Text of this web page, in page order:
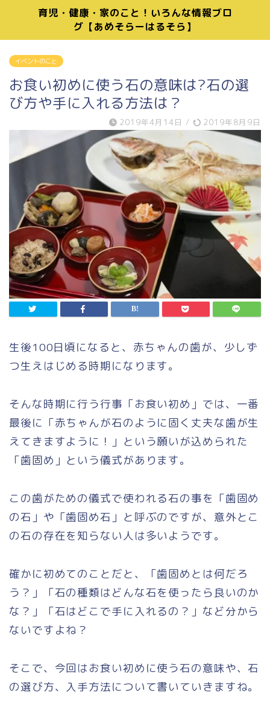
育児・健康・家のこと！いろんな情報ブロ
グ【あめそらーはるそら】
イベントのこと
お食い初めに使う石の意味は?石の選
び方や手に入れる方法は？
2019年4月14日 / 2019年8月9日
生後100日頃になると、赤ちゃんの歯が、少しず
つ生えはじめる時期になります。
そんな時期に行う行事「お食い初め」では、一番
最後に「赤ちゃんが石のように固く丈夫な歯が生
えてきますように！」という願いが込められた
「歯固め」という儀式があります。
この歯がための儀式で使われる石の事を「歯固め
の石」や「歯固め石」と呼ぶのですが、意外とこ
の石の存在を知らない人は多いようです。
確かに初めてのことだと、「歯固めとは何だろ
う？」「石の種類はどんな石を使ったら良いのか
な？」「石はどこで手に入れるの？」など分から
ないですよね？
そこで、今回はお食い初めに使う石の意味や、石
の選び方、入手方法について書いていきますね。